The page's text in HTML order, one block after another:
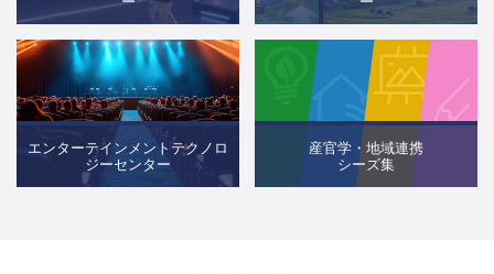
エンターテインメントテクノロ
ジーセンター
産官学・地域連携
シーズ集